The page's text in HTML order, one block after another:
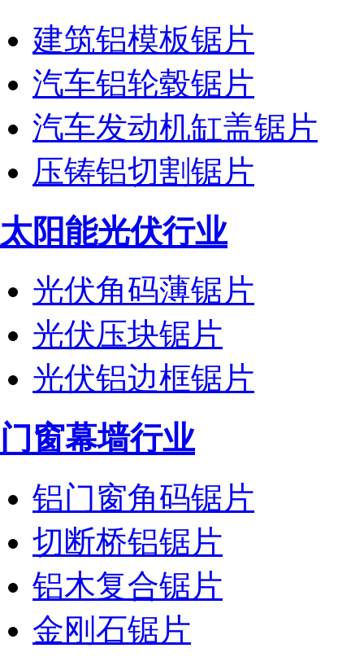
建筑铝模板锯片
汽车铝轮毂锯片
汽车发动机缸盖锯片
压铸铝切割锯片
太阳能光伏行业
光伏角码薄锯片
光伏压块锯片
光伏铝边框锯片
门窗幕墙行业
铝门窗角码锯片
切断桥铝锯片
铝木复合锯片
金刚石锯片